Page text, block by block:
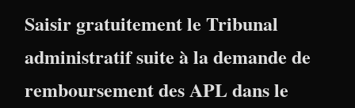
Saisir gratuitement le Tribunal
administratif suite à la demande de
remboursement des APL dans le